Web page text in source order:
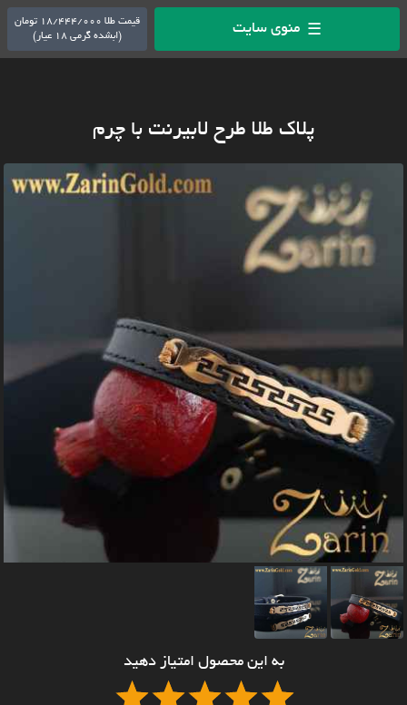
☰ منوی سایت
قیمت طلا 18/444/000 تومان
(ابشده گرمی 18 عیار)
پلاک طلا طرح لابیرنت با چرم
به این محصول امتیاز دهید